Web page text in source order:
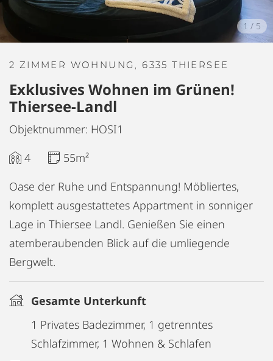
1 / 5
2 ZIMMER WOHNUNG, 6335 THIERSEE
Exklusives Wohnen im Grünen!
Thiersee-Landl
Objektnummer: HOSI1
4
55m²
Oase der Ruhe und Entspannung! Möbliertes,
komplett ausgestattetes Appartment in sonniger
Lage in Thiersee Landl. Genießen Sie einen
atemberaubenden Blick auf die umliegende
Bergwelt.
Gesamte Unterkunft
1 Privates Badezimmer, 1 getrenntes
Schlafzimmer, 1 Wohnen & Schlafen